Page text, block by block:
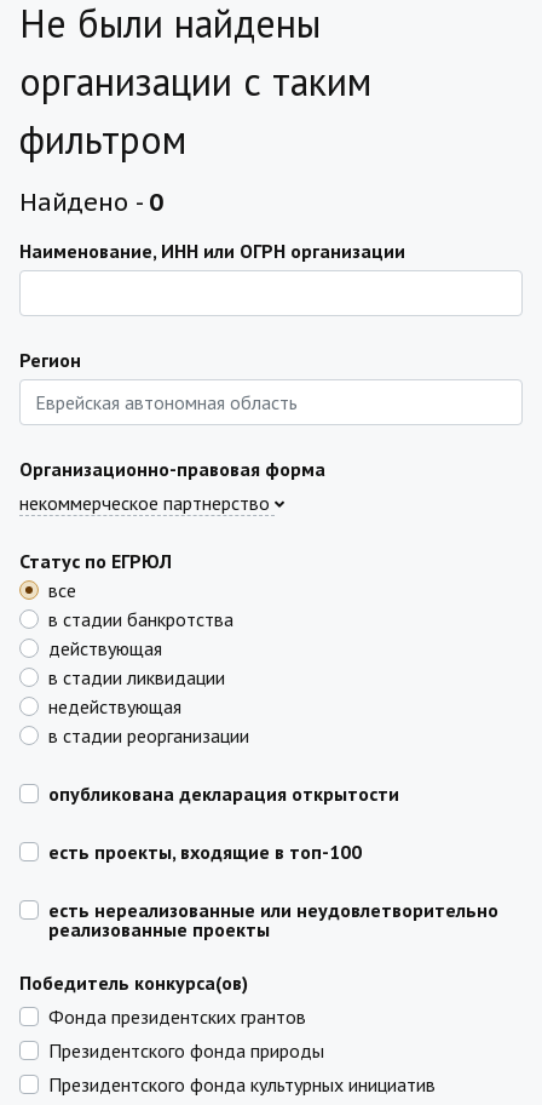
Не были найдены
организации с таким
фильтром
Найдено - 0
Наименование, ИНН или ОГРН организации
Регион
Организационно-правовая форма
некоммерческое партнерство
Статус по ЕГРЮЛ
все
в стадии банкротства
действующая
в стадии ликвидации
недействующая
в стадии реорганизации
опубликована декларация открытости
есть проекты, входящие в топ-100
есть нереализованные или неудовлетворительно
реализованные проекты
Победитель конкурса(ов)
Фонда президентских грантов
Президентского фонда природы
Президентского фонда культурных инициатив